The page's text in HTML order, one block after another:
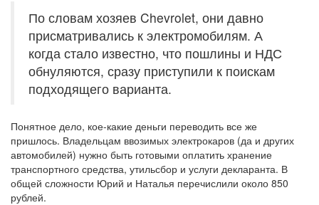
По словам хозяев Chevrolet, они давно
присматривались к электромобилям. А
когда стало известно, что пошлины и НДС
обнуляются, сразу приступили к поискам
подходящего варианта.
Понятное дело, кое-какие деньги переводить все же
пришлось. Владельцам ввозимых электрокаров (да и других
автомобилей) нужно быть готовыми оплатить хранение
транспортного средства, утильсбор и услуги декларанта. В
общей сложности Юрий и Наталья перечислили около 850
рублей.